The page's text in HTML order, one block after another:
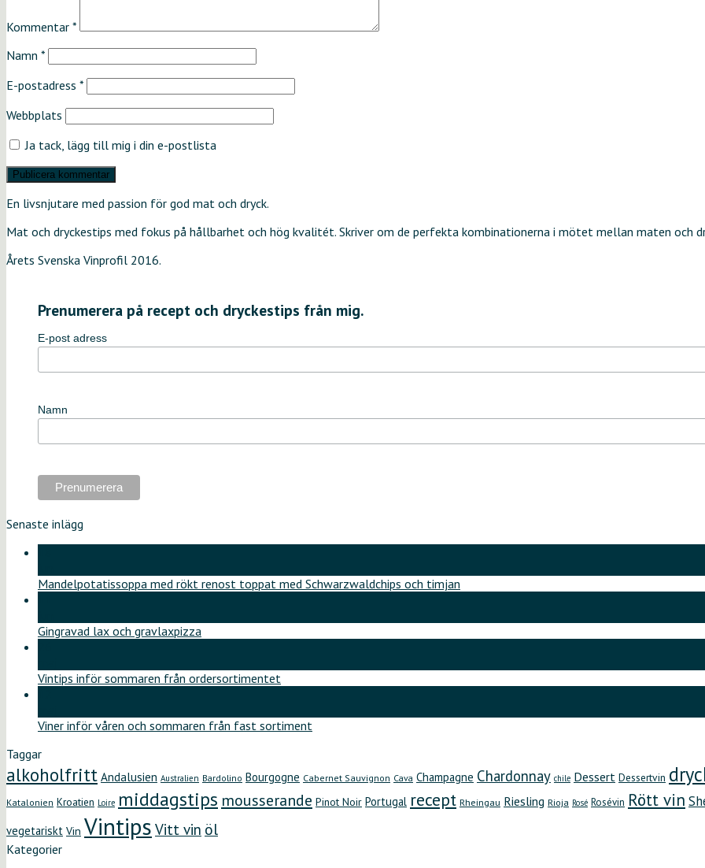
Kommentar *
Namn *
E-postadress *
Webbplats
Ja tack, lägg till mig i din e-postlista
En livsnjutare med passion för god mat och dryck.
Mat och dryckestips med fokus på hållbarhet och hög kvalitét. Skriver om de perfekta kombinationerna i mötet mellan maten och
Årets Svenska Vinprofil 2016.
Prenumerera på recept och dryckestips från mig.
E-post adress
Namn
Senaste inlägg
Mandelpotatissoppa med rökt renost toppat med Schwarzwaldchips och timjan
Gingravad lax och gravlaxpizza
Vintips inför sommaren från ordersortimentet
Viner inför våren och sommaren från fast sortiment
Taggar
alkoholfritt Andalusien Australien Bardolino Bourgogne Cabernet Sauvignon Cava Champagne Chardonnay chile Dessert Dessertvin
Katalonien Kroatien Loire middagstips mousserande Pinot Noir Portugal recept Rheingau Riesling Rioja Rosé Rosévin Rött vin
vegetariskt Vin Vintips Vitt vin öl
Kategorier